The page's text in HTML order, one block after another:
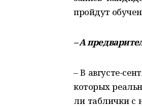
пройдут
– А
– В августе-
которых
ли таблички с